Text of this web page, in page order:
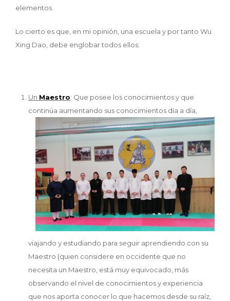
elementos.
Lo cierto es que, en mi opinión, una escuela y por tanto Wu
Xing Dao, debe englobar todos ellos:
Un Maestro: Que posee los conocimientos y que
continúa aumentando sus conocimientos día a día,
viajando y estudiando para seguir aprendiendo con su
Maestro (quien considere en occidente que no
necesita un Maestro, está muy equivocado, más
observando el nivel de conocimientos y experiencia
que nos aporta conocer lo que hacemos desde su raíz,